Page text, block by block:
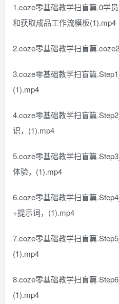
1.coze零基础教学扫盲篇.0学
和获取成品工作流模板(1).mp4
2.coze零基础教学扫盲篇
3.coze零基础教学扫盲篇
(1).mp4
4.coze零基础教学扫盲篇
识，(1).mp4
5.coze零基础教学扫盲篇
体验，(1).mp4
6.coze零基础教学扫盲篇
+提示词，(1).mp4
7.coze零基础教学扫盲篇
(1).mp4
8.coze零基础教学扫盲篇
(1).mp4